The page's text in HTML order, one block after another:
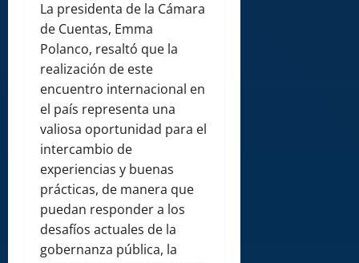
La presidenta de la Cámara
de Cuentas, Emma
Polanco, resaltó que la
realización de este
encuentro internacional en
el país representa una
valiosa oportunidad para el
intercambio de
experiencias y buenas
prácticas, de manera que
puedan responder a los
desafíos actuales de la
gobernanza pública, la